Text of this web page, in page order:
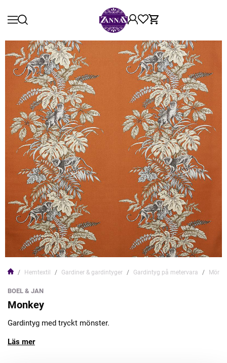
Hemtextil Gardiner & gardintyger Gardintyg på metervara
BOEL & JAN
Monkey
Gardintyg med tryckt mönster.
Läs mer